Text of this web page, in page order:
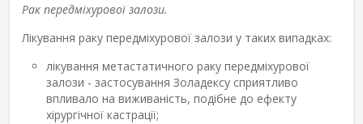
Рак передміхурової залози.
Лікування раку передміхурової залози у таких випадках:
лікування метастатичного раку передміхурової
залози - застосування Золадексу сприятливо
впливало на виживаність, подібне до ефекту
хірургічної кастрації;